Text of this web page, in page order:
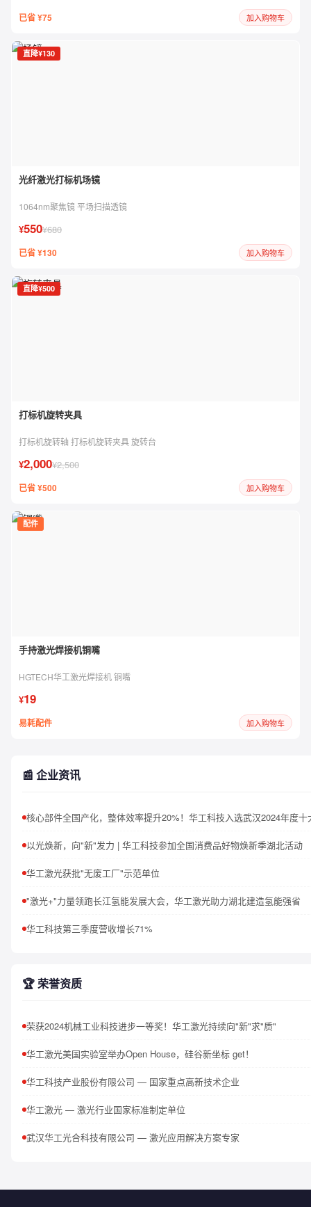
已省 ¥75 加入购物车
直降¥130
光纤激光打标机场镜
1064nm聚焦镜 平场扫描透镜
¥550¥680
已省 ¥130 加入购物车
直降¥500
打标机旋转夹具
打标机旋转轴 打标机旋转夹具 旋转台
¥2,000¥2,500
已省 ¥500 加入购物车
配件
手持激光焊接机铜嘴
HGTECH华工激光焊接机 铜嘴
¥19
易耗配件 加入购物车
📰 企业资讯
以光焕新，向"新"发力 | 华工科技参加全国消费品好物焕新季湖北活动
华工激光获批"无废工厂"示范单位
"激光+"力量领跑长江氢能发展大会，华工激光助力湖北建造氢能强省
华工科技第三季度营收增长71%
🏆 荣誉资质
荣获2024机械工业科技进步一等奖！华工激光持续向"新"求"质"
华工激光美国实验室举办Open House，硅谷新坐标 get！
华工科技产业股份有限公司 — 国家重点高新技术企业
华工激光 — 激光行业国家标准制定单位
武汉华工光合科技有限公司 — 激光应用解决方案专家